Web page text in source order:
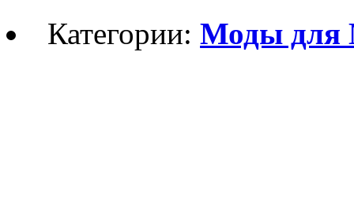
Категории:Моды для